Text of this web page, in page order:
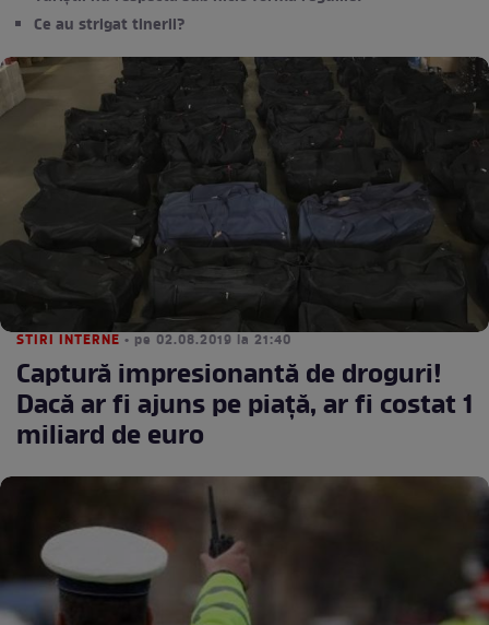
Ce au strigat tinerii?
STIRI INTERNE • pe 02.08.2019 la 21:40
Captură impresionantă de droguri!
Dacă ar fi ajuns pe piaţă, ar fi costat 1
miliard de euro